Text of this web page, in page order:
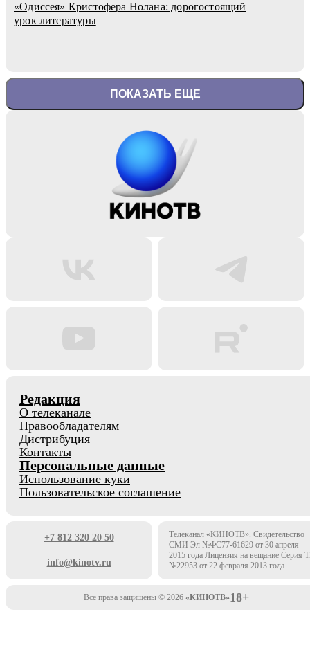
«Одиссея» Кристофера Нолана: дорогостоящий
урок литературы
ПОКАЗАТЬ ЕЩЕ
Редакция
О телеканале
Правообладателям
Дистрибуция
Контакты
Персональные данные
Использование куки
Пользовательское соглашение
+7 812 320 20 50
info@kinotv.ru
Телеканал «КИНОТВ». Свидетельство
СМИ Эл №ФС77-61629 от 30 апреля
2015 года Лицензия на вещание Серия
№22953 от 22 февраля 2013 года
Все права защищены © 2026 «КИНОТВ»18+